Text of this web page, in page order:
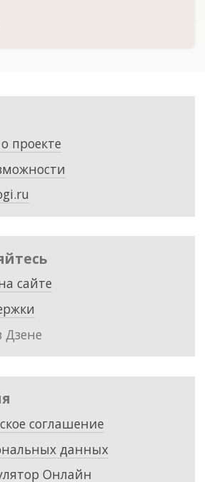
проекте
сайте
Дзене
соглашение
данных
Онлайн